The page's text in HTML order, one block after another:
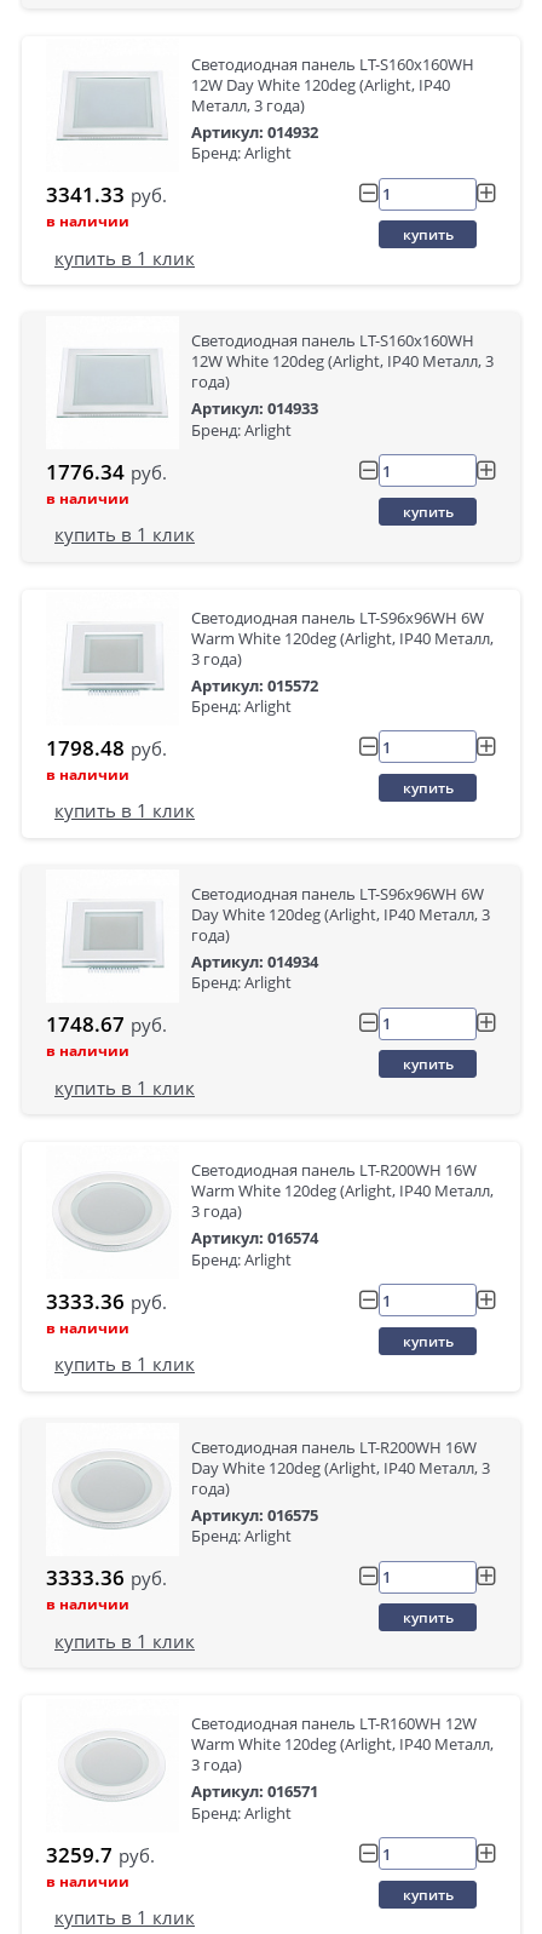
Светодиодная панель LT-S160x160WH
12W Day White 120deg (Arlight, IP40
Металл, 3 года)
Артикул: 014932
Бренд: Arlight
3341.33 руб.
в наличии
купить
купить в 1 клик
Светодиодная панель LT-S160x160WH
12W White 120deg (Arlight, IP40 Металл, 3
года)
Артикул: 014933
Бренд: Arlight
1776.34 руб.
в наличии
купить
купить в 1 клик
Светодиодная панель LT-S96x96WH 6W
Warm White 120deg (Arlight, IP40 Металл,
3 года)
Артикул: 015572
Бренд: Arlight
1798.48 руб.
в наличии
купить
купить в 1 клик
Светодиодная панель LT-S96x96WH 6W
Day White 120deg (Arlight, IP40 Металл, 3
года)
Артикул: 014934
Бренд: Arlight
1748.67 руб.
в наличии
купить
купить в 1 клик
Светодиодная панель LT-R200WH 16W
Warm White 120deg (Arlight, IP40 Металл,
3 года)
Артикул: 016574
Бренд: Arlight
3333.36 руб.
в наличии
купить
купить в 1 клик
Светодиодная панель LT-R200WH 16W
Day White 120deg (Arlight, IP40 Металл, 3
года)
Артикул: 016575
Бренд: Arlight
3333.36 руб.
в наличии
купить
купить в 1 клик
Светодиодная панель LT-R160WH 12W
Warm White 120deg (Arlight, IP40 Металл,
3 года)
Артикул: 016571
Бренд: Arlight
3259.7 руб.
в наличии
купить
купить в 1 клик